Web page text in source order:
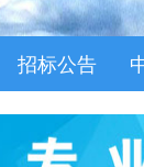
招标公告